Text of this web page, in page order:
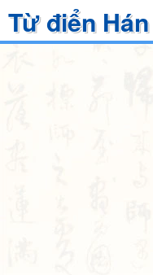
Từ điển